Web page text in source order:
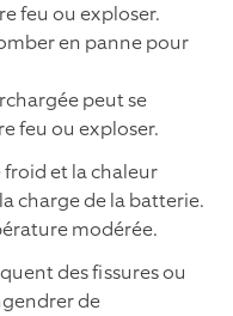
feu ou exploser.
en panne pour
peut se
feu ou exploser.
et la chaleur
charge de la batterie.
modérée.
des fissures ou
de